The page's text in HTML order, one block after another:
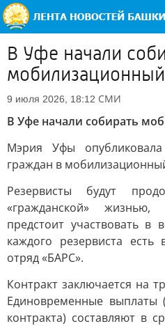
В Уфе начали
9 июля 2026, 18:12 СМИ
В Уфе начали собирать
Мэрия Уфы
граждан в
Резервисты будут
«гражданской»
предстоит участвовать в
каждого резервиста есть
отряд «БАРС».
Контракт заключается на
Единовременные выплаты
контракта) составляют в